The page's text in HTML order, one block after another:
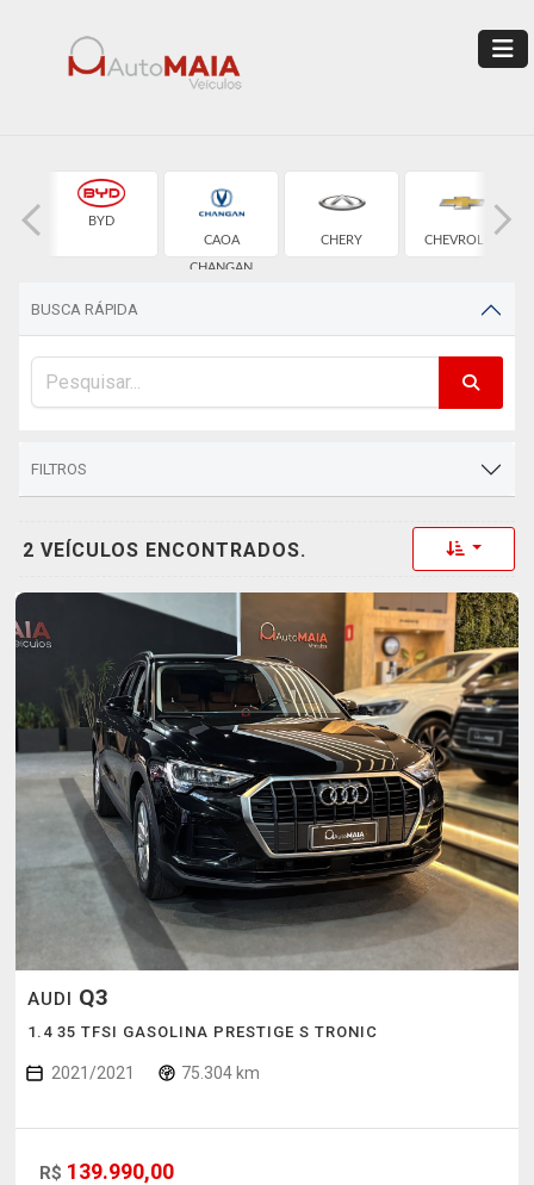
BYD
CAOA
CHANGAN
CHERY CHEVROLET
BUSCA RÁPIDA
FILTROS
2 VEÍCULOS ENCONTRADOS. Toggle
AUDI Q3
1.4 35 TFSI GASOLINA PRESTIGE S TRONIC
2021/2021 75.304 km
R$ 139.990,00